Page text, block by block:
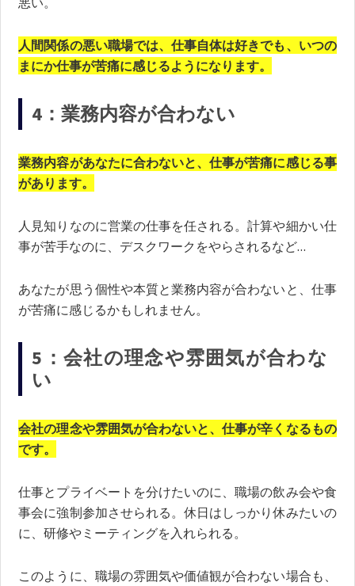
人間関係の悪い職場では、仕事自体は好きでも、いつの
まにか仕事が苦痛に感じるようになります。
4：業務内容が合わない
業務内容があなたに合わないと、仕事が苦痛に感じる事
があります。
人見知りなのに営業の仕事を任される。計算や細かい仕
事が苦手なのに、デスクワークをやらされるなど…
あなたが思う個性や本質と業務内容が合わないと、仕事
が苦痛に感じるかもしれません。
5： 会社の理念や雰囲気が合わな
い
会社の理念や雰囲気が合わないと、仕事が辛くなるもの
です。
仕事とプライベートを分けたいのに、職場の飲み会や食
事会に強制参加させられる。休日はしっかり休みたいの
に、研修やミーティングを入れられる。
このように、職場の雰囲気や価値観が合わない場合も、